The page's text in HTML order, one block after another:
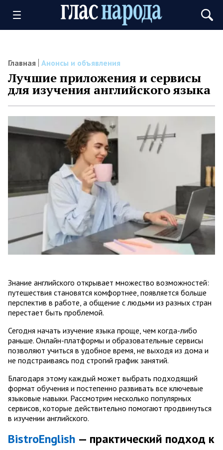
Главная Анонсы и объявления
Лучшие приложения и сервисы
для изучения английского языка
Знание английского открывает множество возможностей:
путешествия становятся комфортнее, появляется больше
перспектив в работе, а общение с людьми из разных стран
перестает быть проблемой.
Сегодня начать изучение языка проще, чем когда-либо
раньше. Онлайн-платформы и образовательные сервисы
позволяют учиться в удобное время, не выходя из дома и
не подстраиваясь под строгий график занятий.
Благодаря этому каждый может выбрать подходящий
формат обучения и постепенно развивать все ключевые
языковые навыки. Рассмотрим несколько популярных
сервисов, которые действительно помогают продвинуться
в изучении английского.
BistroEnglish — практический подход к